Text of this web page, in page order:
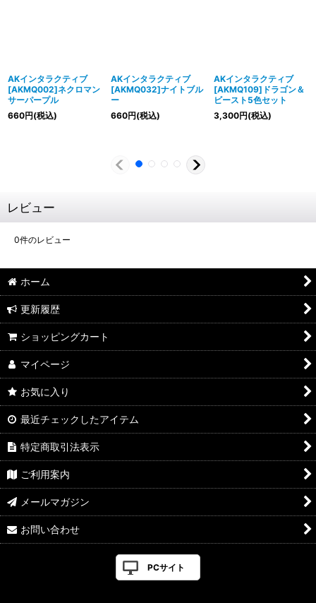
AKインタラクティブ
[AKMQ002]ネクロマン
サーパープル
660円(税込)
AKインタラクティブ
[AKMQ032]ナイトブル
ー
660円(税込)
AKインタラクティブ
[AKMQ109]ドラゴン＆
ビースト5色セット
3,300円(税込)
レビュー
0件のレビュー
ホーム
更新履歴
ショッピングカート
マイページ
お気に入り
最近チェックしたアイテム
特定商取引法表示
ご利用案内
メールマガジン
お問い合わせ
PCサイト